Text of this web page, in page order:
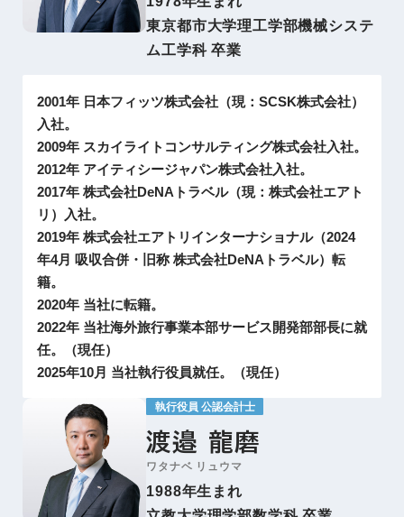
東京都市大学理工学部機械システ
ム工学科 卒業
2001年 日本フィッツ株式会社（現：SCSK株式会社）
入社。
2009年 スカイライトコンサルティング株式会社入社。
2012年 アイティシージャパン株式会社入社。
2017年 株式会社DeNAトラベル（現：株式会社エアト
リ）入社。
2019年 株式会社エアトリインターナショナル（2024
年4月 吸収合併・旧称 株式会社DeNAトラベル）転
籍。
2020年 当社に転籍。
2022年 当社海外旅行事業本部サービス開発部部長に就
任。（現任）
2025年10月 当社執行役員就任。（現任）
執行役員 公認会計士
渡邉 龍磨
ワタナベ リュウマ
1988年生まれ